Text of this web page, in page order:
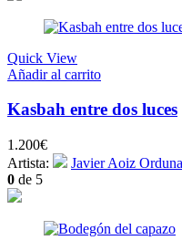
Quick View
Añadir al carrito
Kasbah entre dos luces
1.200€
Artista:
Javier Aoiz Orduna
0 de 5